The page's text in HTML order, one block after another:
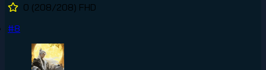
0 (208/208) FHD
#8